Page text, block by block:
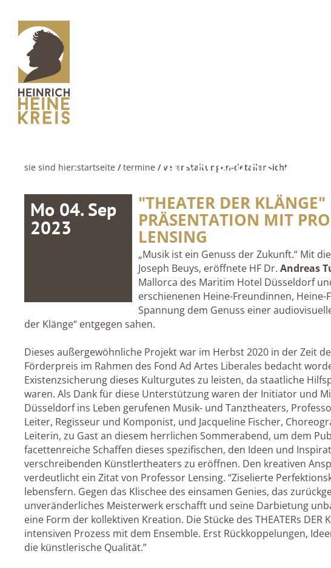
UND DURCH DIE
sie sind hier:startseite /termine / veranstaltungen-detailansicht
Mo 04. Sep
2023
"THEATER DER
PRÄSENTATION MIT
LENSING
„Musik ist ein Genuss der Zukunft.“ Mit
Joseph Beuys, eröffnete HF Dr. Andreas
Mallorca des Maritim Hotel Düsseldorf
erschienenen Heine-Freundinnen,
Spannung dem Genuss einer
der Klänge“ entgegen sahen.
Dieses außergewöhnliche Projekt war im Herbst 2020 in der Zeit
Förderpreis im Rahmen des Fond Ad Artes Liberales bedacht
Existenzsicherung dieses Kulturgutes zu leisten, da staatliche
waren. Als Dank für diese Unterstützung waren der Initiator und
Düsseldorf ins Leben gerufenen Musik- und Tanztheaters,
Leiter, Regisseur und Komponist, und Jacqueline Fischer,
Leiterin, zu Gast an diesem herrlichen Sommerabend, um dem
facettenreiche Schaffen dieses spezifischen, den Ideen und
verschreibenden Künstlertheaters zu eröffnen. Den kreativen
verdeutlicht ein Zitat von Professor Lensing. “Ziselierte
lebensfern. Gegen das Klischee des einsamen Genies, das
unveränderliches Meisterwerk erschafft und seine Darbietung
eine Form der kollektiven Kreation. Die Stücke des THEATERs DER
intensiven Prozess mit dem Ensemble. Erst Rückkoppelungen,
die künstlerische Qualität.”